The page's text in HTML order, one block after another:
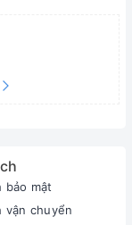
bảo mật
vận chuyển